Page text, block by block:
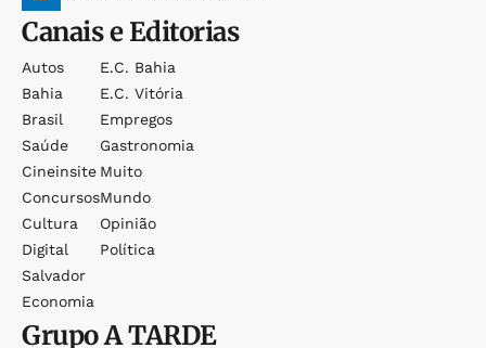
Canais e Editorias
Autos
Bahia
Brasil
Saúde
Cineinsite
Concursos
Cultura
Digital
Salvador
Economia
E.c. Bahia
E.c. Vitória
Empregos
Gastronomia
Muito
Mundo
Opinião
Política
GrupoA TARDE